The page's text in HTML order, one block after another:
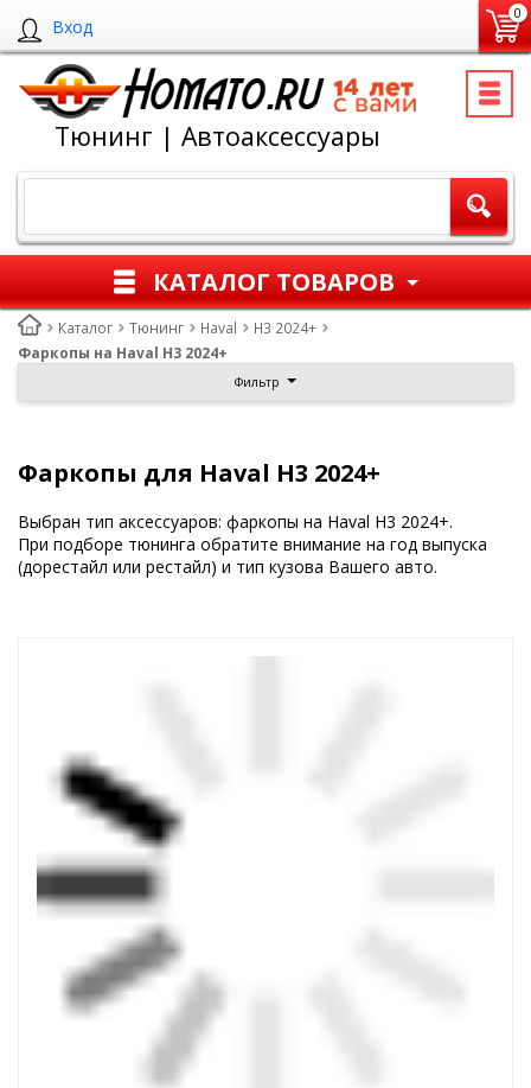
Вход
0
Тюнинг | Автоаксессуары
КАТАЛОГ ТОВАРОВ
Каталог Тюнинг Haval
H3 2024+
Фаркопы на Haval H3 2024+
Фильтр
Фаркопы для Haval H3 2024+
Выбран тип аксессуаров: фаркопы на Haval H3 2024+.
При подборе тюнинга обратите внимание на год выпуска
(дорестайл или рестайл) и тип кузова Вашего авто.